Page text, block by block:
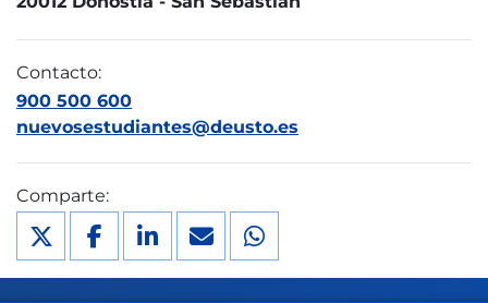
Contacto:
900 500 600
nuevosestudiantes@deusto.es
Comparte: